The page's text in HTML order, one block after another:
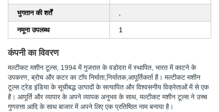
भुगतान की शर्तें
नमूना उपलब्ध 1
कंपनी का विवरण
मल्टीकट मशीन टूल्स, 1994 में गुजरात के वडोदरा में स्थापित, भारत में काटने के
उपकरण, ब्रोच और कटर का टॉप निर्माता,निर्यातक,आपूर्तिकर्ता है। मल्टीकट मशीन
टूल्स ट्रेड इंडिया के सूचीबद्ध उत्पादों के सत्यापित और विश्वसनीय विक्रेताओं में से एक
है। आपूर्ति और व्यापार के अपने व्यापक अनुभव के साथ, मल्टीकट मशीन टूल्स ने उच्च
गुणवत्ता आदि के साथ बाजार में अपने लिए एक प्रतिष्ठित नाम बनाया है।